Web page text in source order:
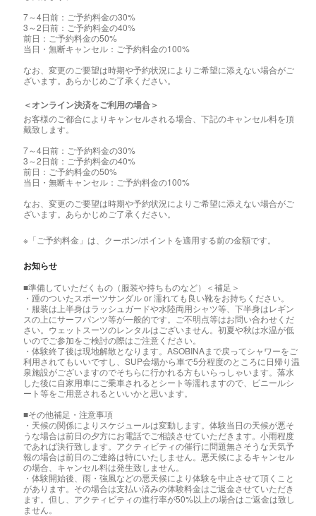
7～4日前：ご予約料金の30%
3～2日前：ご予約料金の40%
前日：ご予約料金の50%
当日・無断キャンセル：ご予約料金の100%
なお、変更のご要望は時期や予約状況によりご希望に添えない場合がご
ざいます。あらかじめご了承ください。
＜オンライン決済をご利用の場合＞
お客様のご都合によりキャンセルされる場合、下記のキャンセル料を頂
戴致します。
7～4日前：ご予約料金の30%
3～2日前：ご予約料金の40%
前日：ご予約料金の50%
当日・無断キャンセル：ご予約料金の100%
なお、変更のご要望は時期や予約状況によりご希望に添えない場合がご
ざいます。あらかじめご了承ください。
※「ご予約料金」は、クーポン/ポイントを適用する前の金額です。
お知らせ
■準備していただくもの（服装や持ちものなど）＜補足＞
・踵のついたスポーツサンダル or 濡れても良い靴をお持ちください。
・服装は上半身はラッシュガードや水陸両用シャツ等、下半身はレギン
スの上にサーフパンツ等が一般的です。ご不明点等はお問い合わせくだ
さい。ウェットスーツのレンタルはございません。初夏や秋は水温が低
いのでご参加をご検討の際はご注意ください。
・体験終了後は現地解散となります。ASOBINAまで戻ってシャワーをご
利用されてもいいですし、SUP会場から車で5分程度のところに日帰り温
泉施設がございますのでそちらに行かれる方もいらっしゃいます。落水
した後に自家用車にご乗車されるとシート等濡れますので、ビニールシ
ート等をご用意されるといいかと思います。
■その他補足・注意事項
・天候の関係によりスケジュールは変動します。体験当日の天候が悪そ
うな場合は前日の夕方にお電話でご相談させていただきます。小雨程度
であれば決行致します。アクティビティの催行に問題無さそうな天気予
報の場合は前日のご連絡は特にいたしません。悪天候によるキャンセル
の場合、キャンセル料は発生致しません。
・体験開始後、雨・強風などの悪天候により体験を中止させて頂くこと
があります。その場合は支払い済みの体験料金はご返金させていただき
ます。但し、アクティビティの進行率が50%以上の場合はご返金は致し
ません。